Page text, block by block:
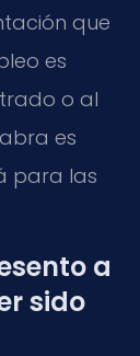
que
es
o al
es
para las
a
sido